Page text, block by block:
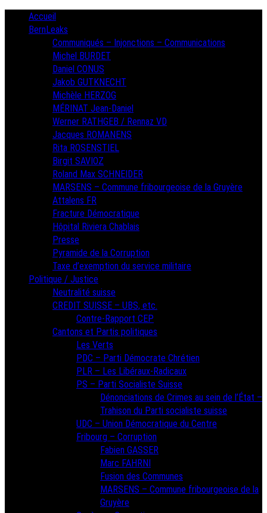
PrimaryAccueil
BernLeaks
Communiqués – Injonctions – Communications
Michel BURDET
Daniel CONUS
Jakob GUTKNECHT
Michèle HERZOG
MÉRINAT Jean-Daniel
Werner RATHGEB / Rennaz VD
Jacques ROMANENS
Rita ROSENSTIEL
Birgit SAVIOZ
Roland Max SCHNEIDER
MARSENS – Commune fribourgeoise de la Gruyère
Attalens FR
Fracture Démocratique
Hôpital Riviera Chablais
Presse
Pyramide de la Corruption
Taxe d’exemption du service militaire
Politique / Justice
Neutralité suisse
CREDIT SUISSE – UBS, etc.
Contre-Rapport CEP
Cantons et Partis politiques
Les Verts
PDC – Parti Démocrate Chrétien
PLR – Les Libéraux-Radicaux
PS – Parti Socialiste Suisse
Dénonciations de Crimes au sein de l’État –
Trahison du Parti socialiste suisse
UDC – Union Démocratique du Centre
Fribourg – Corruption
Fabien GASSER
Marc FAHRNI
Fusion des Communes
MARSENS – Commune fribourgeoise de la
Gruyère